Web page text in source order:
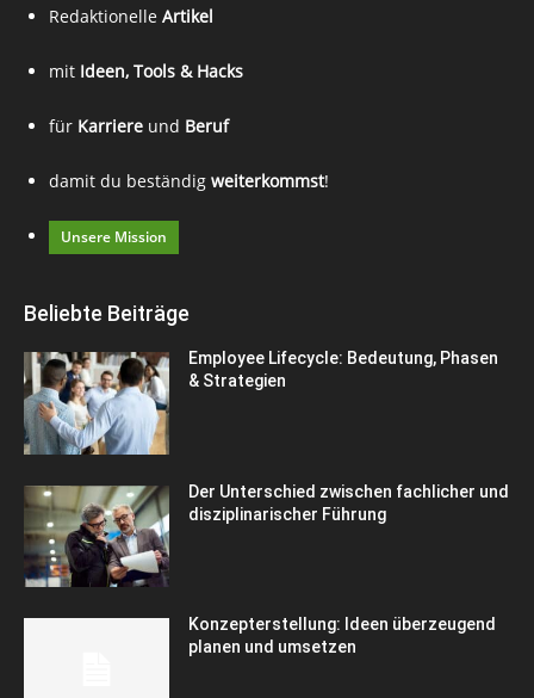
Redaktionelle Artikel
mit Ideen, Tools & Hacks
für Karriere und Beruf
damit du beständig weiterkommst!
Unsere Mission
Beliebte Beiträge
Employee Lifecycle: Bedeutung, Phasen
& Strategien
Der Unterschied zwischen fachlicher und
disziplinarischer Führung
Konzepterstellung: Ideen überzeugend
planen und umsetzen